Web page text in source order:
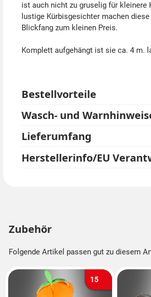
ist auch nicht zu gruselig für kleinere
lustige Kürbisgesichter machen
Blickfang zum kleinen Preis.
Komplett aufgehängt ist sie ca. 4 m.
Bestellvorteile
Wasch- und
Lieferumfang
Herstellerinfo/EU
Zubehör
Folgende Artikel passen gut zu diesem
15